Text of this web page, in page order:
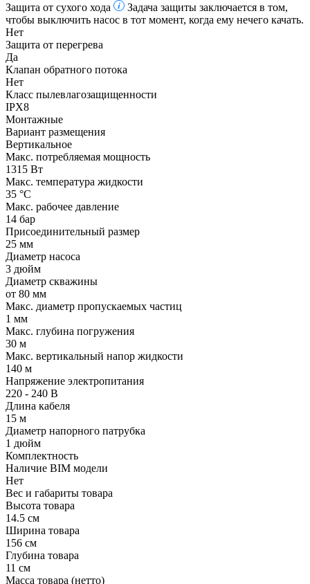
Защита от сухого хода
Задача защиты заключается в том,
чтобы выключить насос в тот момент, когда ему нечего качать.
Нет
Защита от перегрева
Да
Клапан обратного потока
Нет
Класс пылевлагозащищенности
IPX8
Монтажные
Вариант размещения
Вертикальное
Макс. потребляемая мощность
1315 Вт
Макс. температура жидкости
35 °С
Макс. рабочее давление
14 бар
Присоединительный размер
25 мм
Диаметр насоса
3 дюйм
Диаметр скважины
от 80 мм
Макс. диаметр пропускаемых частиц
1 мм
Макс. глубина погружения
30 м
Макс. вертикальный напор жидкости
140 м
Напряжение электропитания
220 - 240 В
Длина кабеля
15 м
Диаметр напорного патрубка
1 дюйм
Комплектность
Наличие BIM модели
Нет
Вес и габариты товара
Высота товара
14.5 см
Ширина товара
156 см
Глубина товара
11 см
Масса товара (нетто)